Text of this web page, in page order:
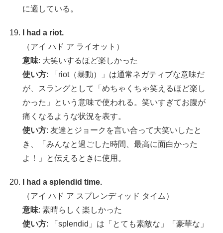
に適している。
I had a riot.
（アイ ハド ア ライオット）
意味: 大笑いするほど楽しかった
使い方: 「riot（暴動）」は通常ネガティブな意味だ
が、スラングとして「めちゃくちゃ笑えるほど楽し
かった」という意味で使われる。笑いすぎてお腹が
痛くなるような状況を表す。
使い方: 友達とジョークを言い合って大笑いしたと
き、「みんなと過ごした時間、最高に面白かった
よ！」と伝えるときに使用。
I had a splendid time.
（アイ ハド ア スプレンディッド タイム）
意味: 素晴らしく楽しかった
使い方: 「splendid」は「とても素敵な」「豪華な」